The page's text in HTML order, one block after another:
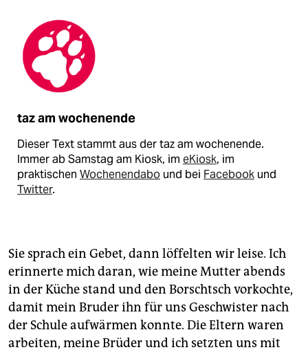
taz am wochenende
Dieser Text stammt aus der taz am wochenende.
Immer ab Samstag am Kiosk, im eKiosk, im
praktischen Wochenendabo und bei Facebook und
Twitter.
Sie sprach ein Gebet, dann löffelten wir leise. Ich
erinnerte mich daran, wie meine Mutter abends
in der Küche stand und den Borschtsch vorkochte,
damit mein Bruder ihn für uns Geschwister nach
der Schule aufwärmen konnte. Die Eltern waren
arbeiten, meine Brüder und ich setzten uns mit